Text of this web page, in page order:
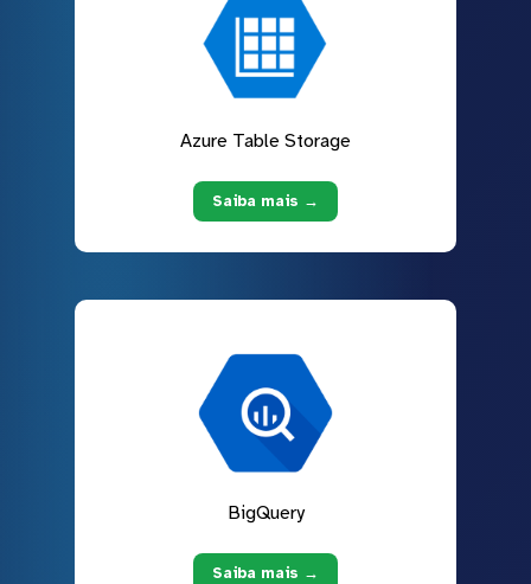
Azure Table Storage
Saiba mais →
BigQuery
Saiba mais →